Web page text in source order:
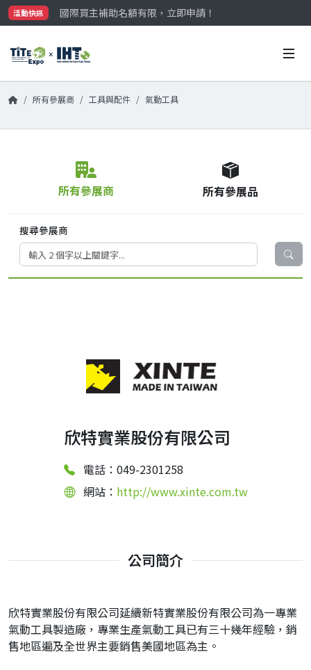
活動快訊
國際買主補助名額有限，立即申請！
參觀門票開放申請中‼️
國際買主補助名額有限，立即申請！
所有參展商 工具與配件 氣動工具
所有參展商 所有參展品
搜尋參展商
欣特實業股份有限公司
電話：049-2301258
網站： http://www.xinte.com.tw
公司簡介
欣特實業股份有限公司延續新特實業股份有限公司為一專業
氣動工具製造廠，專業生產氣動工具已有三十幾年經驗，銷
售地區遍及全世界主要銷售美國地區為主。